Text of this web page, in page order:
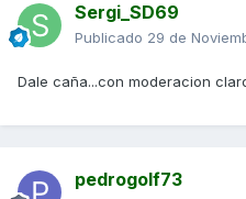
Sergi_SD69
Publicado 29 de
Dale caña...con moderacion
pedrogolf73